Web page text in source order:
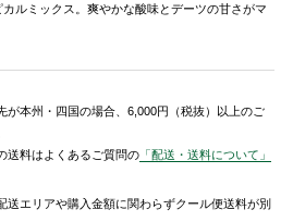
ルミックス。爽やかな酸味とデーツの甘さがマ
が本州・四国の場合、6,000円（税抜）以上のご
送料はよくあるご質問の 「配送・送料について」
送エリアや購入金額に関わらずクール便送料が別